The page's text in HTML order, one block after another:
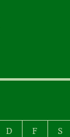
D F S